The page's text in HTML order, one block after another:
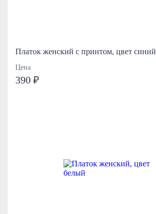
Платок женский с принтом, цвет синий
Цена
390 ₽